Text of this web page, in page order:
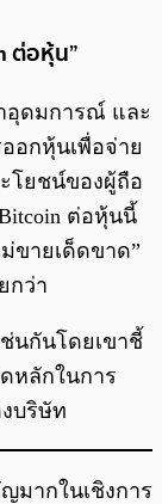
ต่อหุ้น”
อุดมการณ์ และ
อกหุ้นเพื่อจ่าย
โยชน์ของผู้ถือ
ต่อหุ้นนี้
ขายเด็ดขาด”
กว่า
นกันโดยเขาชี้
หลักในการ
บริษัท
มากในเชิงการ